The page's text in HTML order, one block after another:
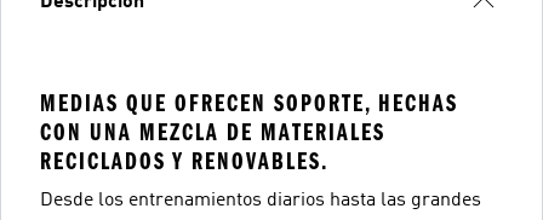
MEDIAS QUE OFRECEN SOPORTE, HECHAS
CON UNA MEZCLA DE MATERIALES
RECICLADOS Y RENOVABLES.
Desde los entrenamientos diarios hasta las grandes